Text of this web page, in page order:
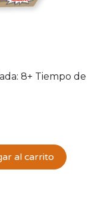
8+ Tiempo de
al carrito